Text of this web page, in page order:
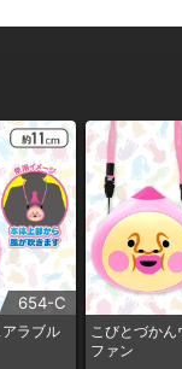
654-C
ラブル
こびとづか
ファン